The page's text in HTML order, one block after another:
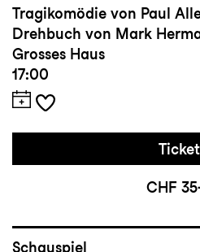
Tragikomödie von Paul
Drehbuch von Mark
Grosses Haus
17:00
CHF
Schauspiel